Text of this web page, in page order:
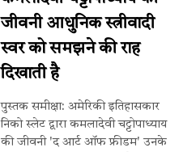
जीवनी आधुनिक स्त्रीवादी
स्वर को समझने की राह
दिखाती है
पुस्तक समीक्षा: अमेरिकी इतिहासकार
निको स्लेट द्वारा कमलादेवी चट्टोपाध्याय
की जीवनी 'द आर्ट ऑफ फ्रीडम' उनके